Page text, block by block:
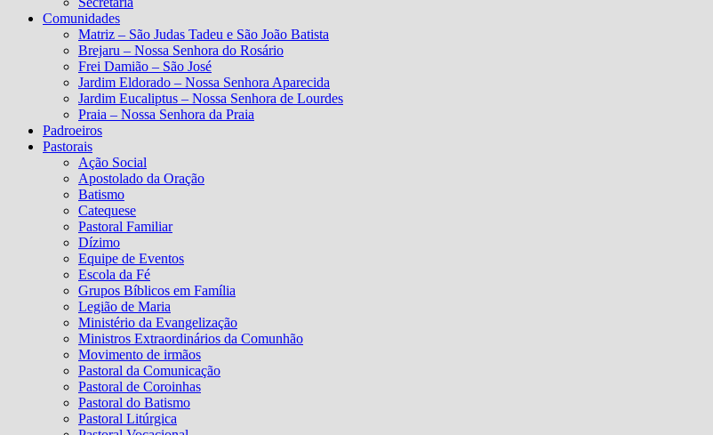
Comunidades
Matriz – São Judas Tadeu e São João Batista
Brejaru – Nossa Senhora do Rosário
Frei Damião – São José
Jardim Eldorado – Nossa Senhora Aparecida
Jardim Eucaliptus – Nossa Senhora de Lourdes
Praia – Nossa Senhora da Praia
Padroeiros
Pastorais
Ação Social
Apostolado da Oração
Batismo
Catequese
Pastoral Familiar
Dízimo
Equipe de Eventos
Escola da Fé
Grupos Bíblicos em Família
Legião de Maria
Ministério da Evangelização
Ministros Extraordinários da Comunhão
Movimento de irmãos
Pastoral da Comunicação
Pastoral de Coroinhas
Pastoral do Batismo
Pastoral Litúrgica